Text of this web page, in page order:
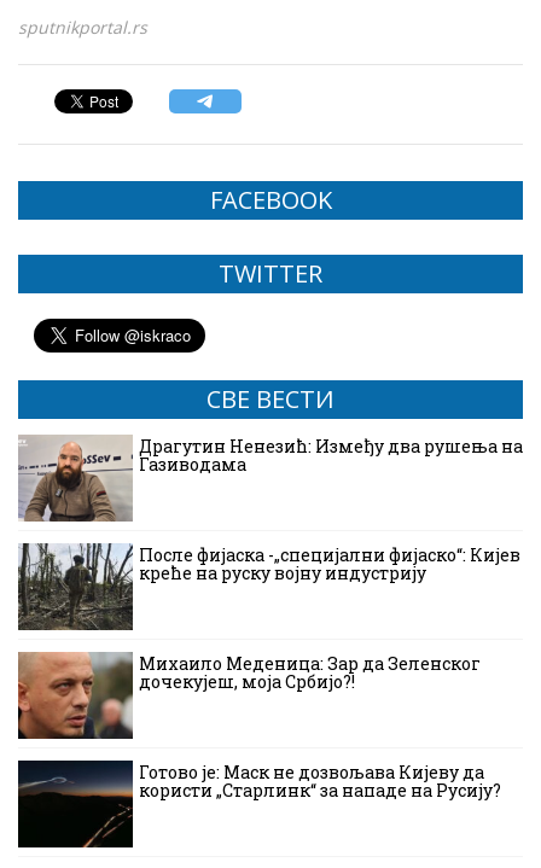
sputnikportal.rs
FACEBOOK
TWITTER
СВЕ ВЕСТИ
Драгутин Ненезић: Између два рушења на
Газиводама
После фијаска -„специјални фијаско“: Кијев
креће на руску војну индустрију
Михаило Меденица: Зар да Зеленског
дочекујеш, моја Србијо?!
Готово је: Маск не дозвољава Кијеву да
користи „Старлинк“ за нападе на Русију?